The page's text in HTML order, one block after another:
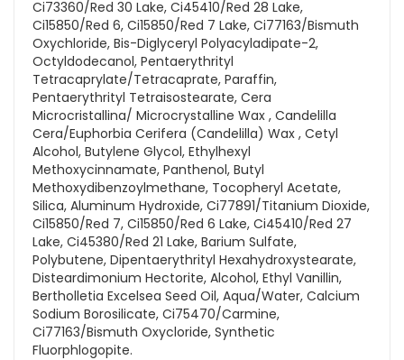
Ci73360/Red 30 Lake, Ci45410/Red 28 Lake,
Ci15850/Red 6, Ci15850/Red 7 Lake, Ci77163/Bismuth
Oxychloride, Bis-Diglyceryl Polyacyladipate-2,
Octyldodecanol, Pentaerythrityl
Tetracaprylate/Tetracaprate, Paraffin,
Pentaerythrityl Tetraisostearate, Cera
Microcristallina/ Microcrystalline Wax , Candelilla
Cera/Euphorbia Cerifera (Candelilla) Wax , Cetyl
Alcohol, Butylene Glycol, Ethylhexyl
Methoxycinnamate, Panthenol, Butyl
Methoxydibenzoylmethane, Tocopheryl Acetate,
Silica, Aluminum Hydroxide, Ci77891/Titanium Dioxide,
Ci15850/Red 7, Ci15850/Red 6 Lake, Ci45410/Red 27
Lake, Ci45380/Red 21 Lake, Barium Sulfate,
Polybutene, Dipentaerythrityl Hexahydroxystearate,
Disteardimonium Hectorite, Alcohol, Ethyl Vanillin,
Bertholletia Excelsea Seed Oil, Aqua/Water, Calcium
Sodium Borosilicate, Ci75470/Carmine,
Ci77163/Bismuth Oxycloride, Synthetic
Fluorphlogopite.